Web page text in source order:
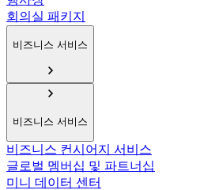
회의실 패키지
비즈니스 서비스
비즈니스 서비스
비즈니스 컨시어지 서비스
글로벌 멤버십 및 파트너십
미니 데이터 센터